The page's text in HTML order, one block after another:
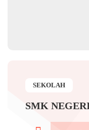
SEKOLAH
SMK